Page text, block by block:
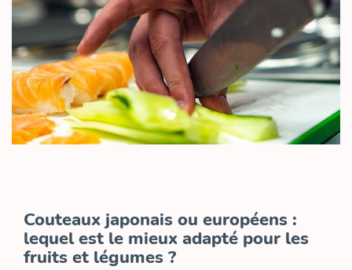
Couteaux japonais ou européens :
lequel est le mieux adapté pour les
fruits et légumes ?